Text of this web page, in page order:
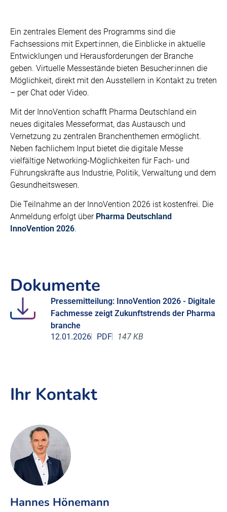
Ein zentrales Element des Programms sind die
Fachsessions mit Expert:innen, die Einblicke in aktuelle
Entwicklungen und Herausforderungen der Branche
geben. Virtuelle Messestände bieten Besucher:innen die
Möglichkeit, direkt mit den Ausstellern in Kontakt zu treten
– per Chat oder Video.
Mit der InnoVention schafft Pharma Deutschland ein
neues digitales Messeformat, das Austausch und
Vernetzung zu zentralen Branchenthemen ermöglicht.
Neben fachlichem Input bietet die digitale Messe
vielfältige Networking-Möglichkeiten für Fach- und
Führungskräfte aus Industrie, Politik, Verwaltung und dem
Gesundheitswesen.
Die Teilnahme an der InnoVention 2026 ist kostenfrei. Die
Anmeldung erfolgt über Pharma Deutschland
InnoVention 2026.
Dokumente
Pressemitteilung: InnoVention 2026 - Digitale
Fachmesse zeigt Zukunftstrends der Pharma
branche
12.01.2026
PDF 147 KB
Ihr Kontakt
Hannes Hönemann